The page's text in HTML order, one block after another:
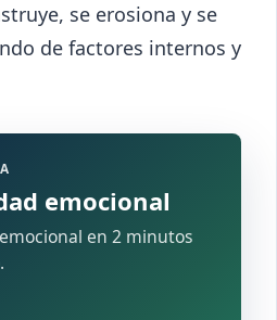
se erosiona y se
de factores internos y
emocional
en 2 minutos